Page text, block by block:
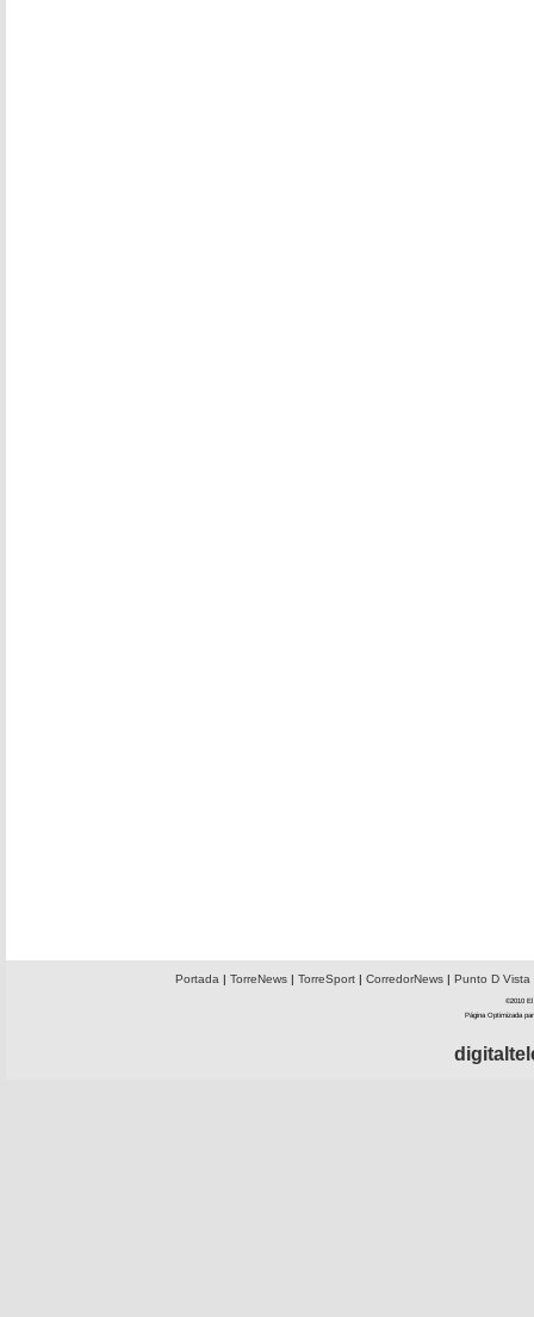
Portada | TorreNews| TorreSport| CorredorNews| Punto D Vista
©2010 El
Página Optimizada